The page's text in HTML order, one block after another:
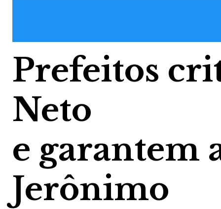
Prefeitos
Neto
e garantem
Jerônimo